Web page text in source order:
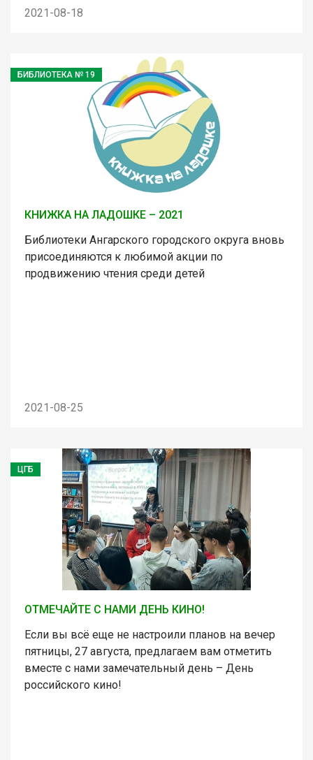
2021-08-18
БИБЛИОТЕКА № 19
КНИЖКА НА ЛАДОШКЕ – 2021
Библиотеки Ангарского городского округа вновь
присоединяются к любимой акции по
продвижению чтения среди детей
2021-08-25
ЦГБ
ОТМЕЧАЙТЕ С НАМИ ДЕНЬ КИНО!
Если вы всё еще не настроили планов на вечер
пятницы, 27 августа, предлагаем вам отметить
вместе с нами замечательный день – День
российского кино!